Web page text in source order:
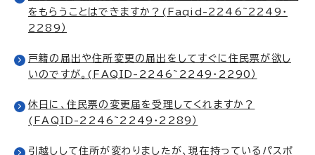
をもらうことはできますか？(Faqid-2246~2249・
2289）
戸籍の届出や住所変更の届出をしてすぐに住民票が欲し
いのですが。(FAQID-2246~2249・2290）
休日に、住民票の変更届を受理してくれますか？
(FAQID-2246~2249・2289）
引越しして住所が変わりましたが、現在持っているパスポ